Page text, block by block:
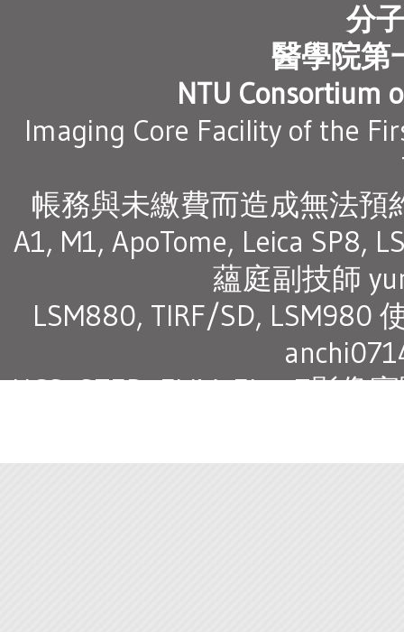
分
醫學院第
NTU Consortium
Imaging Core Facility of the
帳務與未繳費而造成無法預
A1, M1, ApoTome, Leica SP8,
蘊庭副技師
LSM880, TIRF/SD,
HCS, STED, FLIM, Elyra7影